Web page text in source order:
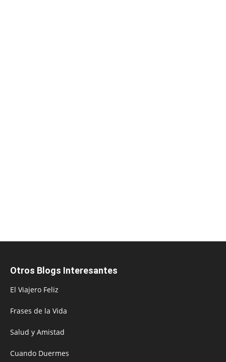
Otros Blogs Interesantes
El Viajero Feliz
Frases de la Vida
Salud y Amistad
Cuando Duermes